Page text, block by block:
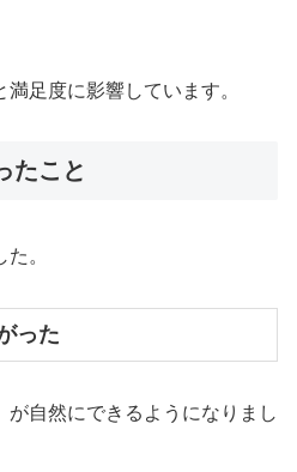
足度に影響しています。
たこと
。
った
が自然にできるようになりまし